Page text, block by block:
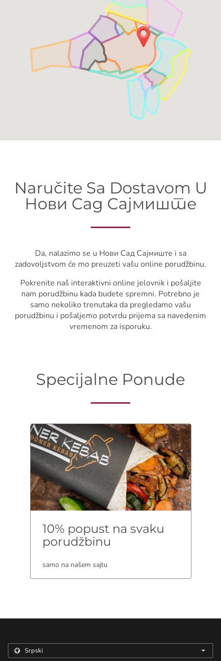
Naručite Sa Dostavom U
Нови Сад Сајмиште
Da, nalazimo se u Нови Сад Сајмиште i sa
zadovoljstvom će mo preuzeti vašu online porudžbinu.
Pokrenite naš interaktivni online jelovnik i pošaljite
nam porudžbinu kada budete spremni. Potrebno je
samo nekoliko trenutaka da pregledamo vašu
porudžbinu i pošaljemo potvrdu prijema sa navedenim
vremenom za isporuku.
Specijalne Ponude
10% popust na svaku
porudžbinu
samo na našem sajtu